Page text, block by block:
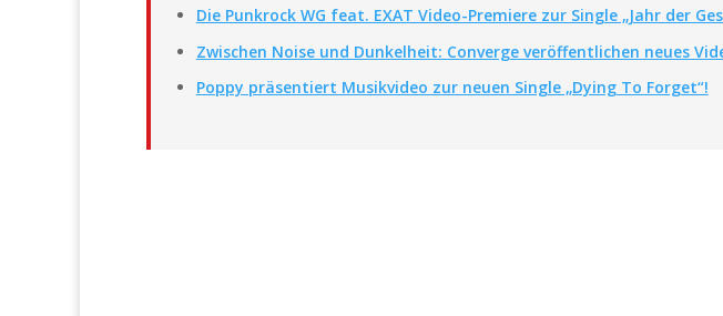
Die Punkrock WG feat. EXAT Video-Premiere zur Single „Jahr der
Zwischen Noise und Dunkelheit: Converge veröffentlichen neues
Poppy präsentiert Musikvideo zur neuen Single „Dying To Forget“!